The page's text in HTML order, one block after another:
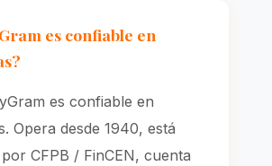
es confiable en
es confiable en
Opera desde 1940, está
CFPB / FinCEN, cuenta